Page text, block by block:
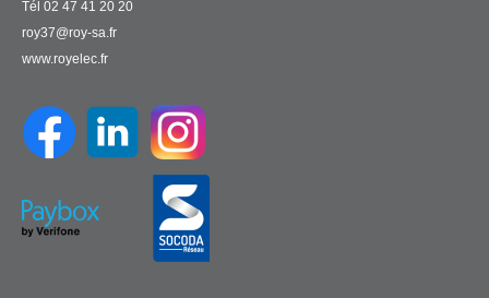
Tél 02 47 41 20 20
roy37@roy-sa.fr
www.royelec.fr